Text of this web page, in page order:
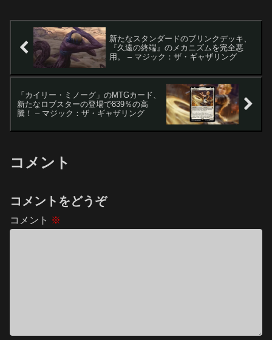
新たなスタンダードのブリンクデッキ、
『久遠の終端』のメカニズムを完全悪
用。 – マジック：ザ・ギャザリング
「カイリー・ミノーグ」のMTGカード、
新たなロブスターの登場で839％の高
騰！ – マジック：ザ・ギャザリング
コメント
コメントをどうぞ
コメント ※